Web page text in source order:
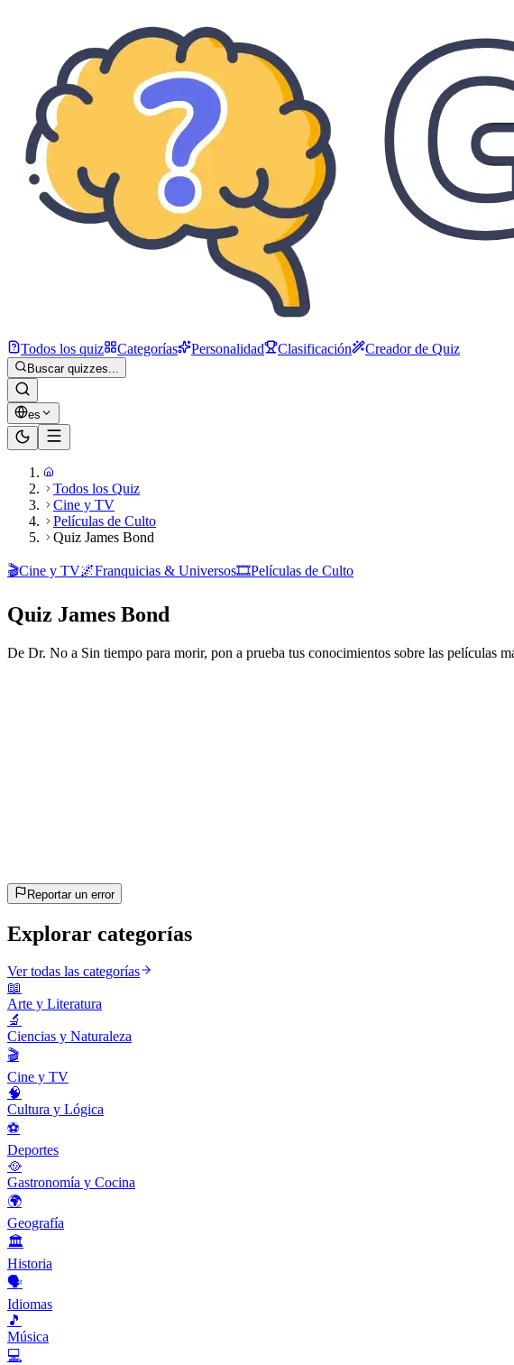
Todos los quiz Categorías Personalidad Clasificación Creador de Quiz
Buscar quizzes...
es
Todos los Quiz
Cine y TV
Películas de Culto
Quiz James Bond
🎬Cine y TV🌌Franquicias & Universos🎞️Películas de Culto
Quiz James Bond
De Dr. No a Sin tiempo para morir, pon a prueba tus conocimientos sobre las películas
Reportar un error
Explorar categorías
Ver todas las categorías
📖
Arte y Literatura
🔬
Ciencias y Naturaleza
🎬
Cine y TV
🧠
Cultura y Lógica
⚽
Deportes
🥘
Gastronomía y Cocina
🌍
Geografía
🏛️
Historia
🗣️
Idiomas
🎵
Música
💻